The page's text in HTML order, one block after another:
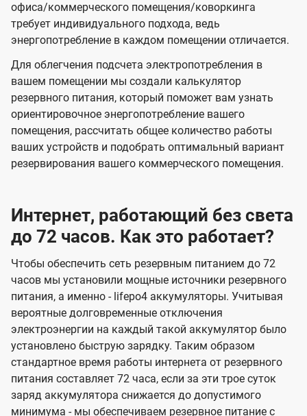
офиса/коммерческого помещения/коворкинга
требует индивидуального подхода, ведь
энергопотребление в каждом помещении отличается.
Для облегчения подсчета электропотребления в
вашем помещении мы создали калькулятор
резервного питания, который поможет вам узнать
ориентировочное энергопотребление вашего
помещения, рассчитать общее количество работы
ваших устройств и подобрать оптимальный вариант
резервирования вашего коммерческого помещения.
Интернет, работающий без света
до 72 часов. Как это работает?
Чтобы обеспечить сеть резервным питанием до 72
часов мы установили мощные источники резервного
питания, а именно - lifepo4 аккумуляторы. Учитывая
вероятные долговременные отключения
электроэнергии на каждый такой аккумулятор было
установлено быструю зарядку. Таким образом
стандартное время работы интернета от резервного
питания составляет 72 часа, если за эти трое суток
заряд аккумулятора снижается до допустимого
минимума - мы обеспечиваем резервное питание с